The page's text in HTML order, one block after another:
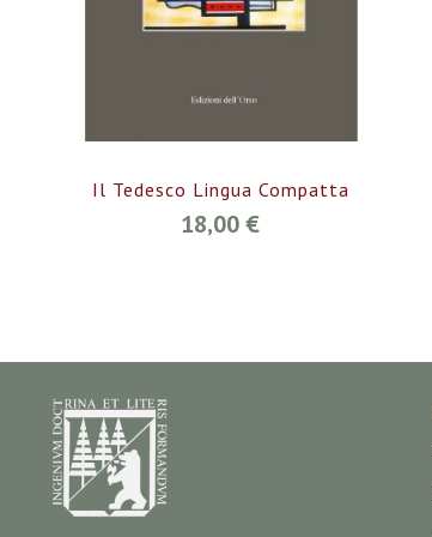
Il Tedesco Lingua Compatta
18,00 €